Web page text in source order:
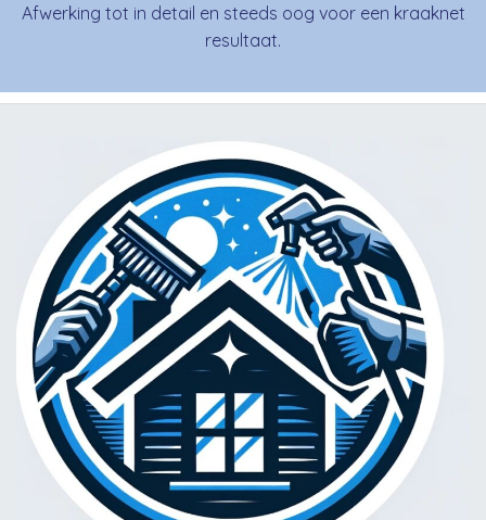
Afwerking tot in detail en steeds oog voor een kraaknet
resultaat.